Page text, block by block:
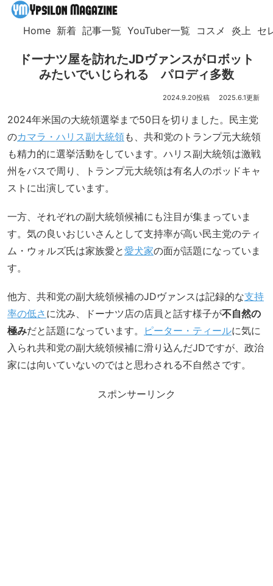
Home 新着 記事一覧 YouTuber一覧 コスメ 炎上 セ
ドーナツ屋を訪れたJDヴァンスがロボット
みたいでいじられる パロディ多数
2024.9.20 2025.6.1
2024年米国の大統領選挙まで50日を切りました。民主党
のカマラ・ハリス副大統領も、共和党のトランプ元大統領
も精力的に選挙活動をしています。ハリス副大統領は激戦
州をバスで周り、トランプ元大統領は有名人のポッドキャ
ストに出演しています。
一方、それぞれの副大統領候補にも注目が集まっていま
す。気の良いおじいさんとして支持率が高い民主党のティ
ム・ウォルズ氏は家族愛と愛犬家の面が話題になっていま
す。
他方、共和党の副大統領候補のJDヴァンスは記録的な支持
率の低さ に沈み、ドーナツ店の店員と話す様子が不自然の
極みだと話題になっています。 ピーター・ティールに気に
入られ共和党の副大統領候補に滑り込んだJDですが、政治
家には向いていないのではと思わされる不自然さです。
スポンサーリンク